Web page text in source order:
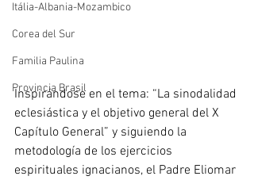
Itália-Albania-Mozambico
Corea del Sur
Familia Paulina
Provincia Brasil
Inspirándose en el tema: “La sinodalidad
eclesiástica y el objetivo general del X
Capítulo General” y siguiendo la
metodología de los ejercicios
espirituales ignacianos, el Padre Eliomar